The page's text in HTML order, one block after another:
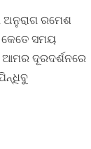
ଅନୁରାଗ ରମେଶ
ସମୟ
ଆମର ଦୂରଦର୍ଶନରେ